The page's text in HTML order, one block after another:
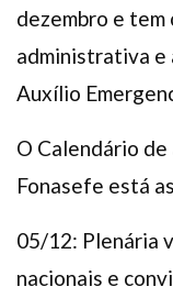
dezembro e tem
administrativa e
Auxílio
O Calendário
Fonasefe está
05/12: Plenária
nacionais e